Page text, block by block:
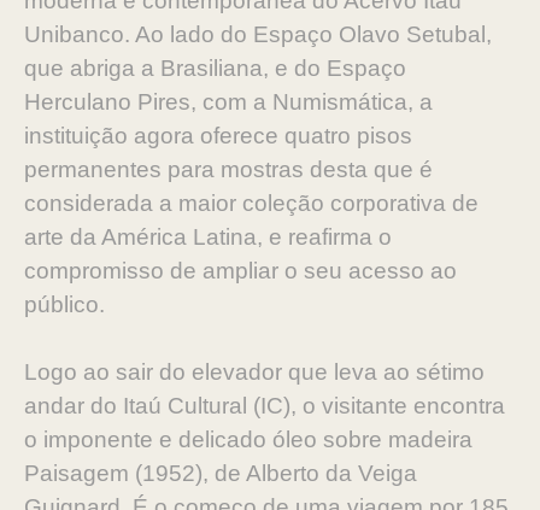
Unibanco. Ao lado do Espaço Olavo Setubal,
que abriga a Brasiliana, e do Espaço
Herculano Pires, com a Numismática, a
instituição agora oferece quatro pisos
permanentes para mostras desta que é
considerada a maior coleção corporativa de
arte da América Latina, e reafirma o
compromisso de ampliar o seu acesso ao
público.
Logo ao sair do elevador que leva ao sétimo
andar do Itaú Cultural (IC), o visitante encontra
o imponente e delicado óleo sobre madeira
Paisagem (1952), de Alberto da Veiga